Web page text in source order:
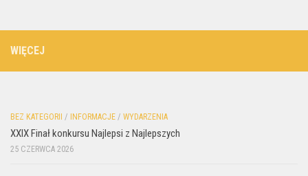
WIĘCEJ
BEZ KATEGORII / INFORMACJE / WYDARZENIA
XXIX Finał konkursu Najlepsi z Najlepszych
25 CZERWCA 2026